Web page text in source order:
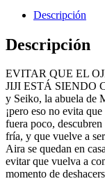
Descripción
Descripción
EVITAR QUE EL
JIJI ESTÁ SIENDO
y Seiko, la abuela de
¡pero eso no evita
fuera poco,
fría, y que vuelve a
Aira se quedan en
evitar que vuelva a
momento de